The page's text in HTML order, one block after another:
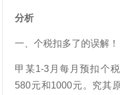
分析
一、个税扣多了的误解！
甲某1-3月每月预扣个
580元和1000元。究其